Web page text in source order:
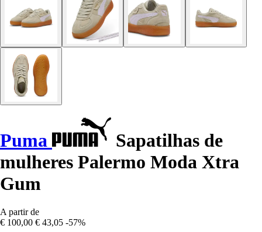
Puma
Sapatilhas de
mulheres Palermo Moda Xtra
Gum
A partir de
€ 100,00 € 43,05 -57%